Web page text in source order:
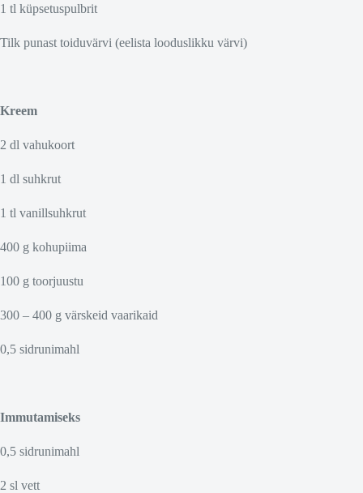
1 tl küpsetuspulbrit
Tilk punast toiduvärvi (eelista looduslikku värvi)
Kreem
2 dl vahukoort
1 dl suhkrut
1 tl vanillsuhkrut
400 g kohupiima
100 g toorjuustu
300 – 400 g värskeid vaarikaid
0,5 sidrunimahl
Immutamiseks
0,5 sidrunimahl
2 sl vett